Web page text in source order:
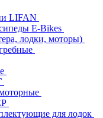
LIFAN
E-Bikes
лодки, моторы)
для лодок